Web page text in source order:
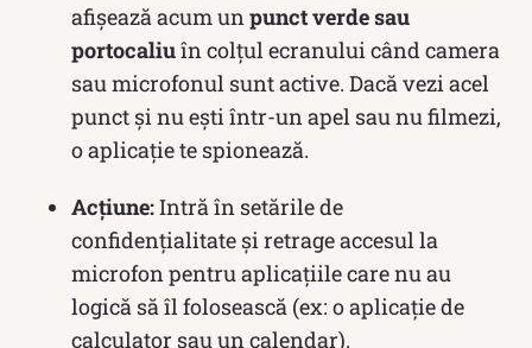
afișează acum un punct verde sau
portocaliuîn colțul ecranului când camera
sau microfonul sunt active. Dacă vezi acel
punct și nu ești într-un apel sau nu filmezi,
o aplicație te spionează.
Acțiune:Intră în setările de
confidențialitate și retrage accesul la
microfon pentru aplicațiile care nu au
logică să îl folosească (ex: o aplicație de
calculator sau un calendar).